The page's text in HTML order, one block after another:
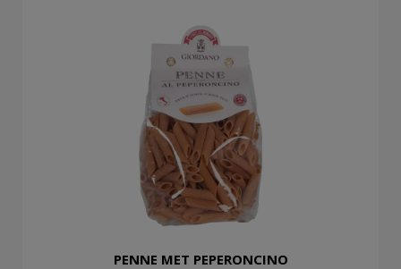
PENNE MET PEPERONCINO